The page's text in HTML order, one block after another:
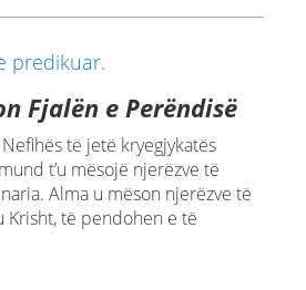
Fjalën e Perëndisë
të jetë kryegjykatës
t’u mësojë njerëzve të
Alma u mëson njerëzve të
Krisht, të pendohen e të